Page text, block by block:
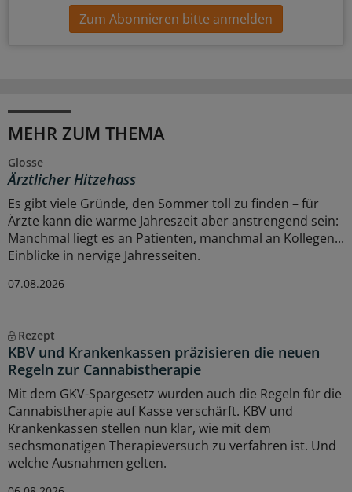
Zum Abonnieren bitte anmelden
MEHR ZUM THEMA
Glosse
Ärztlicher Hitzehass
Es gibt viele Gründe, den Sommer toll zu finden – für
Ärzte kann die warme Jahreszeit aber anstrengend sein:
Manchmal liegt es an Patienten, manchmal an Kollegen...
Einblicke in nervige Jahresseiten.
07.08.2026
Rezept
KBV und Krankenkassen präzisieren die neuen
Regeln zur Cannabistherapie
Mit dem GKV-Spargesetz wurden auch die Regeln für die
Cannabistherapie auf Kasse verschärft. KBV und
Krankenkassen stellen nun klar, wie mit dem
sechsmonatigen Therapieversuch zu verfahren ist. Und
welche Ausnahmen gelten.